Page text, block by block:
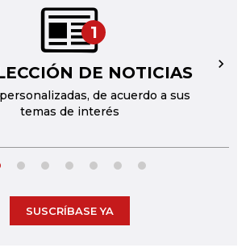
1
DE NOTICIAS
de acuerdo a sus
temas de interés
→
SUSCRÍBASE YA